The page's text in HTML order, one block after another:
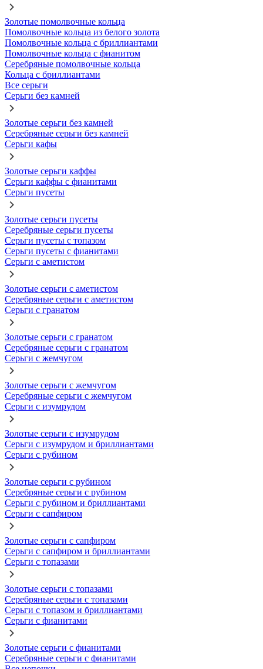
Золотые помолвочные кольца
Помолвочные кольца из белого золота
Помолвочные кольца с бриллиантами
Помолвочные кольца с фианитом
Серебряные помолвочные кольца
Кольца с бриллиантами
Все серьги
Серьги без камней
Золотые серьги без камней
Серебряные серьги без камней
Серьги кафы
Золотые серьги каффы
Серьги каффы с фианитами
Серьги пусеты
Золотые серьги пусеты
Серебряные серьги пусеты
Серьги пусеты с топазом
Серьги пусеты с фианитами
Серьги с аметистом
Золотые серьги с аметистом
Серебряные серьги с аметистом
Серьги с гранатом
Золотые серьги с гранатом
Серебряные серьги с гранатом
Серьги с жемчугом
Золотые серьги с жемчугом
Серебряные серьги с жемчугом
Серьги с изумрудом
Золотые серьги с изумрудом
Серьги с изумрудом и бриллиантами
Серьги с рубином
Золотые серьги с рубином
Серебряные серьги с рубином
Серьги с рубином и бриллиантами
Серьги с сапфиром
Золотые серьги с сапфиром
Серьги с сапфиром и бриллиантами
Серьги с топазами
Золотые серьги с топазами
Серебряные серьги с топазами
Серьги с топазом и бриллиантами
Серьги с фианитами
Золотые серьги с фианитами
Серебряные серьги с фианитами